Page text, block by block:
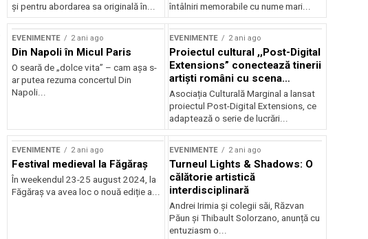
și pentru abordarea sa originală în...
întâlniri memorabile cu nume mari...
EVENIMENTE 2 ani ago
Din Napoli în Micul Paris
O seară de „dolce vita” – cam așa s-
ar putea rezuma concertul Din
Napoli...
EVENIMENTE 2 ani ago
Proiectul cultural ,,Post-Digital
Extensions” conectează tinerii
artiști români cu scena
internațională
Asociația Culturală Marginal a lansat
proiectul Post-Digital Extensions, ce
adaptează o serie de lucrări...
EVENIMENTE 2 ani ago
Festival medieval la Făgăraș
În weekendul 23-25 august 2024, la
Făgăraș va avea loc o nouă ediție a...
EVENIMENTE 2 ani ago
Turneul Lights & Shadows: O
călătorie artistică
interdisciplinară
Andrei Irimia și colegii săi, Răzvan
Păun și Thibault Solorzano, anunță cu
entuziasm o...